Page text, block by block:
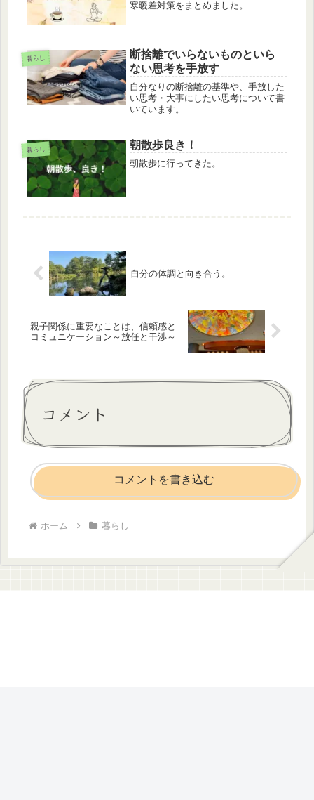
寒暖差対策をまとめました。
暮らし
断捨離でいらないものといら
ない思考を手放す
自分なりの断捨離の基準や、手放した
い思考・大事にしたい思考について書
いています。
暮らし 朝散歩良き！
朝散歩に行ってきた。
自分の体調と向き合う。
親子関係に重要なことは、信頼感と
コミュニケーション～放任と干渉～
コメント
コメントを書き込む
ホーム 暮らし